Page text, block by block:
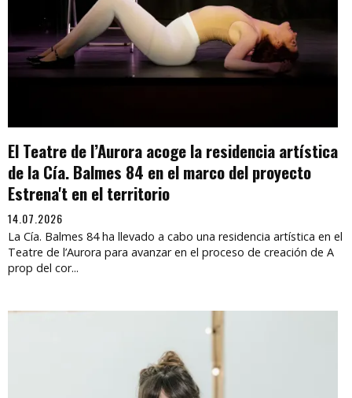
El Teatre de l’Aurora acoge la residencia artística
de la Cía. Balmes 84 en el marco del proyecto
Estrena't en el territorio
14.07.2026
La Cía. Balmes 84 ha llevado a cabo una residencia artística en el
Teatre de l’Aurora para avanzar en el proceso de creación de A
prop del cor...